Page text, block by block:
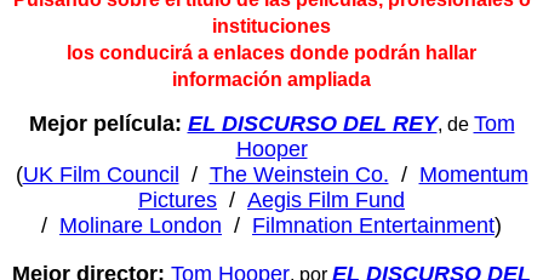
instituciones
los conducirá a enlaces donde podrán hallar
información ampliada
Mejor película: EL DISCURSO DEL REY, de Tom
Hooper
(UK Film Council / The Weinstein Co. / Momentum
Pictures / Aegis Film Fund
/ Molinare London / Filmnation Entertainment)
Mejor director: Tom Hooper, por EL DISCURSO DEL